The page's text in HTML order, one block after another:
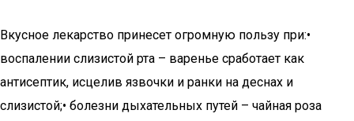
Вкусное лекарство принесет огромную пользу при:•
воспалении слизистой рта – варенье сработает как
антисептик, исцелив язвочки и ранки на деснах и
слизистой;• болезни дыхательных путей – чайная роза